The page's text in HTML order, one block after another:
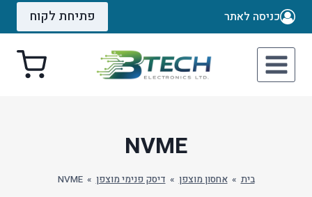
Skip
כניסה לאתר פתיחת לקוח
NVME
בית » אחסון מוצפן » דיסק פנימי מוצפן »
NVME